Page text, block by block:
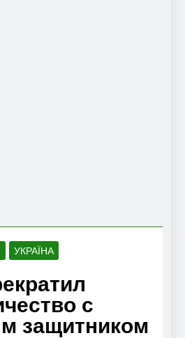
УКРАЇНА
с
защитником